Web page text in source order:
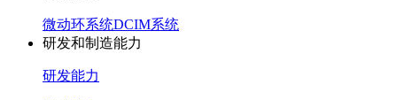
微动环系统DCIM系统
研发和制造能力
研发能力